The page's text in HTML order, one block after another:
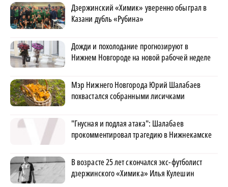
Дзержинский «Химик» уверенно обыграл в
Казани дубль «Рубина»
Дожди и похолодание прогнозируют в
Нижнем Новгороде на новой рабочей неделе
Мэр Нижнего Новгорода Юрий Шалабаев
похвастался собранными лисичками
"Гнусная и подлая атака": Шалабаев
прокомментировал трагедию в Нижнекамске
В возрасте 25 лет скончался экс-футболист
дзержинского «Химика» Илья Кулешин